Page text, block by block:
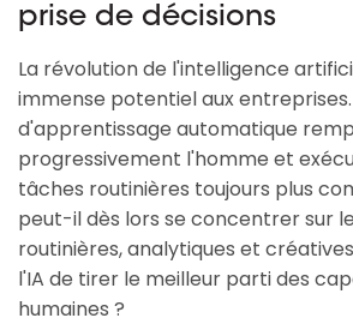
prise de décisions
La révolution de l'intelligence
immense potentiel aux
d'apprentissage automatique
progressivement l'homme et
tâches routinières toujours plus
peut-il dès lors se concentrer sur
routinières, analytiques et
l'IA de tirer le meilleur parti des
humaines ?